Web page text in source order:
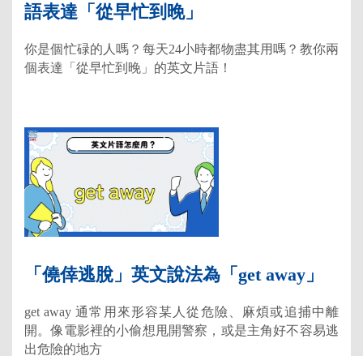
語表達「從早忙到晚」
你是個忙碌的人嗎？每天24小時都物盡其用嗎？教你兩
個表達「從早忙到晚」的英文片語！
「僥倖逃脫」英文說法為「get away」
get away 通常用來形容某人從危險、麻煩或追捕中離
開。像電影裡的小偷想甩開警察，或是主角好不容易逃
出危險的地方